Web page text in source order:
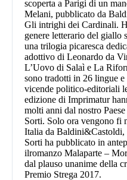
scoperta a Parigi di un
Melani, pubblicato da
Gli intrighi dei Cardinali.
genere letterario del giallo
una trilogia picaresca
adottivo di Leonardo da
L’Uovo di Salaì e La
sono tradotti in 26 lingue e
vicende politico-editoriali
edizione di Imprimatur
molti anni dal nostro
Sorti. Solo ora vengono fi
Italia da
Sorti ha pubblicato in
ilromanzo Malaparte –
dal plauso unanime della
Premio Strega 2017.